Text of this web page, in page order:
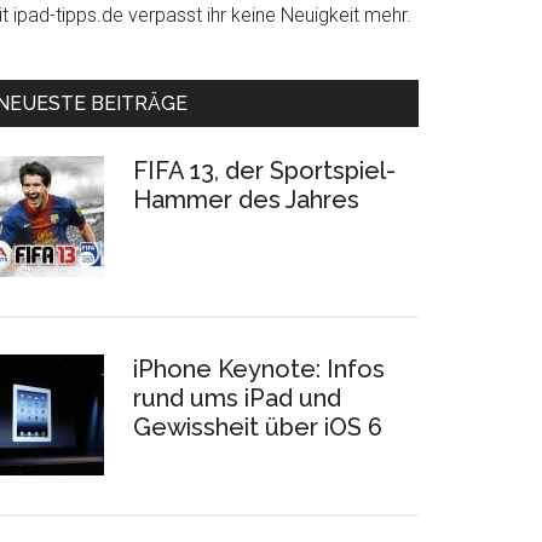
ipad-tipps.de verpasst ihr keine Neuigkeit mehr.
BEITRÄGE
FIFA 13, der Sportspiel-
Hammer des Jahres
iPhone Keynote: Infos
rund ums iPad und
Gewissheit über iOS 6